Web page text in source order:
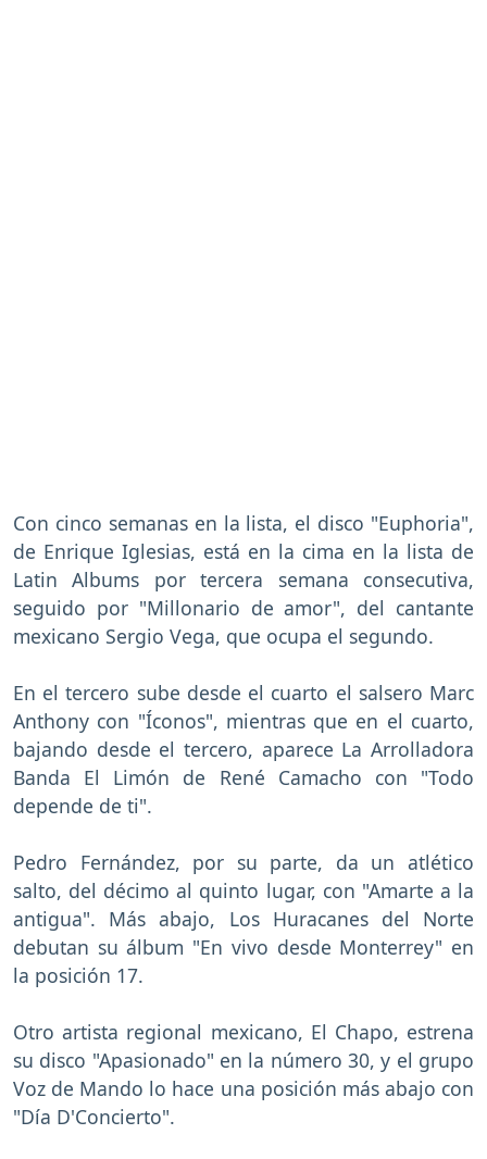
Con cinco semanas en la lista, el disco "Euphoria",
de Enrique Iglesias, está en la cima en la lista de
Latin Albums por tercera semana consecutiva,
seguido por "Millonario de amor", del cantante
mexicano Sergio Vega, que ocupa el segundo.
En el tercero sube desde el cuarto el salsero Marc
Anthony con "Íconos", mientras que en el cuarto,
bajando desde el tercero, aparece La Arrolladora
Banda El Limón de René Camacho con "Todo
depende de ti".
Pedro Fernández, por su parte, da un atlético
salto, del décimo al quinto lugar, con "Amarte a la
antigua". Más abajo, Los Huracanes del Norte
debutan su álbum "En vivo desde Monterrey" en
la posición 17.
Otro artista regional mexicano, El Chapo, estrena
su disco "Apasionado" en la número 30, y el grupo
Voz de Mando lo hace una posición más abajo con
"Día D'Concierto".